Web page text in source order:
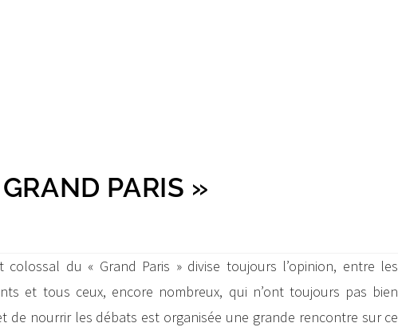
PARIS »
du « Grand Paris » divise toujours l’opinion, entre les
et tous ceux, encore nombreux, qui n’ont toujours pas bien
de nourrir les débats est organisée une grande rencontre sur ce